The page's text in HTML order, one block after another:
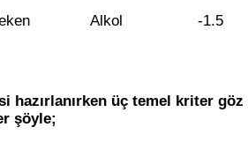
Alkol -1.5
hazırlanırken üç temel kriter göz
şöyle;